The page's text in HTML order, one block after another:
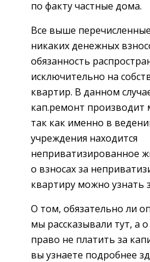
по факту частные дома.
Все выше
никаких денежных
обязанность
исключительно на
квартир. В данном
кап.ремонт производит
так как именно в
учреждения находится
неприватизированное
о взносах за
квартиру можно узнать
О том, обязательно ли
мы рассказывали тут, а
право не платить за
вы узнаете подробнее